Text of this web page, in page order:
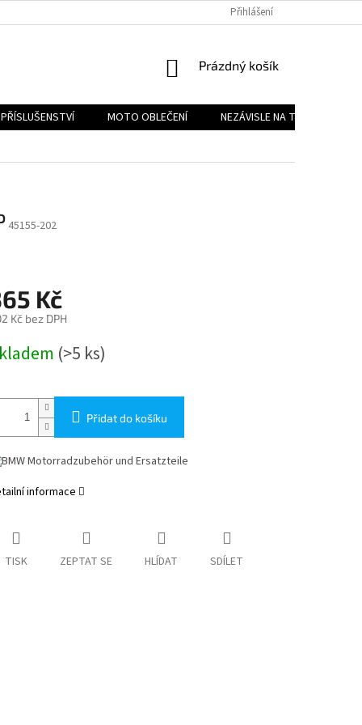
REKLAMAČNÍ ŘÁD
Přihlášení
NÁKUPNÍ
Prázdný košík
MOTO OBLEČENÍ
NEZÁVISLE NA TYPU
45155-202
Kč
Kč bez DPH
(>5 ks)
Přidat do košíku
informace
TISK ZEPTAT SE HLÍDAT SDÍLET